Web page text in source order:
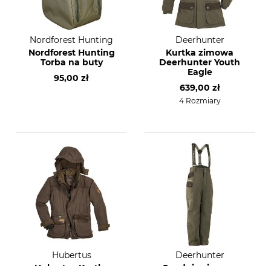
Nordforest Hunting
Nordforest Hunting
Torba na buty
95,00 zł
Deerhunter
Kurtka zimowa
Deerhunter Youth
Eagle
639,00 zł
4 Rozmiary
Hubertus
Deerhunter